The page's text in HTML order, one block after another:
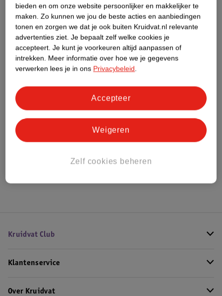
Nature Impact Score
Dit product heeft (nog) geen Nature
Impact Score.
Meer informatie
Bestel & Bezorginformatie
Bekijk ook
Alle Prostaatsupplementen
Kruidvat Club
Klantenservice
Over Kruidvat
bieden en om onze website persoonlijker en makkelijker te
maken. Zo kunnen we jou de beste acties en aanbiedingen
tonen en zorgen we dat je ook buiten Kruidvat.nl relevante
advertenties ziet. Je bepaalt zelf welke cookies je
accepteert. Je kunt je voorkeuren altijd aanpassen of
intrekken. Meer informatie over hoe we je gegevens
verwerken lees je in ons Privacybeleid.
Zelf cookies beheren
Weigeren
Accepteer